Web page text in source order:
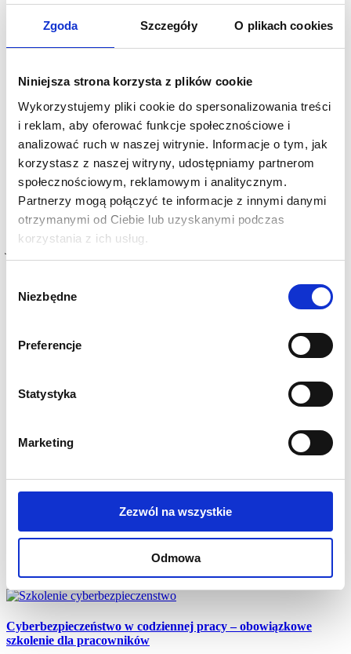
Zgoda Szczegóły O plikach cookies
Niniejsza strona korzysta z plików cookie
Wykorzystujemy pliki cookie do spersonalizowania treści
i reklam, aby oferować funkcje społecznościowe i
analizować ruch w naszej witrynie. Informacje o tym, jak
korzystasz z naszej witryny, udostępniamy partnerom
społecznościowym, reklamowym i analitycznym.
Partnerzy mogą połączyć te informacje z innymi danymi
otrzymanymi od Ciebie lub uzyskanymi podczas
korzystania z ich usług.
zgody
Niezbędne
Preferencje
Statystyka
Marketing
Zezwól na wszystkie
Odmowa
Wymiana doświadczeń
formularza dane - są to dane, na które zostanie wystawiona Państwu
faktura.
Płatność za szkolenie będzie dokonywana na podstawie faktury
VAT, zgodnie z terminem płatności na fakturze. Faktura VAT
zostanie wystawiona w dniu szkolenia lub w ostatnim dniu
szkolenia w przypadku szkoleń wielodniowych i przesłana
elektronicznie na adres wskazany w formularzu zgłoszenia.
Szkolenie będzie realizowane w formule wirtualnej. Dlatego ważne
jest, by mieli Państwo stabilne łącze internetowe. Link do szkolenia
otrzymają Państwo na dzień przed jego terminem.
Do uzgodnienia
Czas trwania
w formie elektronicznej
Język
Certyfikat / zaświadczenie
o ukończeniu szkolenia
Cyberbezpieczeństwo w codziennej pracy– obowiązkowe
szkolenie dla pracowników